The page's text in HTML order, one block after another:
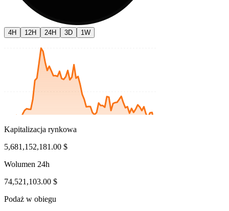
4H 12H 24H 3D 1W
Kapitalizacja rynkowa
5,681,152,181.00 $
Wolumen 24h
74,521,103.00 $
Podaż w obiegu